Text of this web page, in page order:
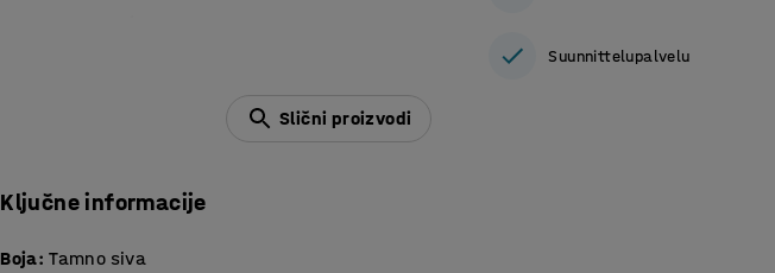
Slični proizvodi
Ključne informacije
Boja: Tamno siva
Suunnittelupalvelu